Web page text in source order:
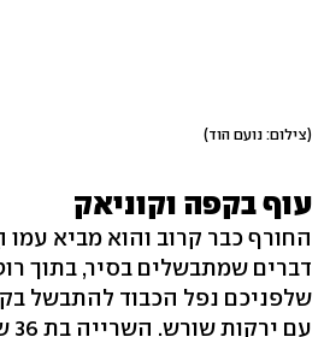
(צילום: נועם הוד)
עוף בקפה וקוניאק
החורף כבר קרוב והוא מביא עמו
דברים שמתבשלים בסיר, בתוך
שלפניכם נפל הכבוד להתבשל